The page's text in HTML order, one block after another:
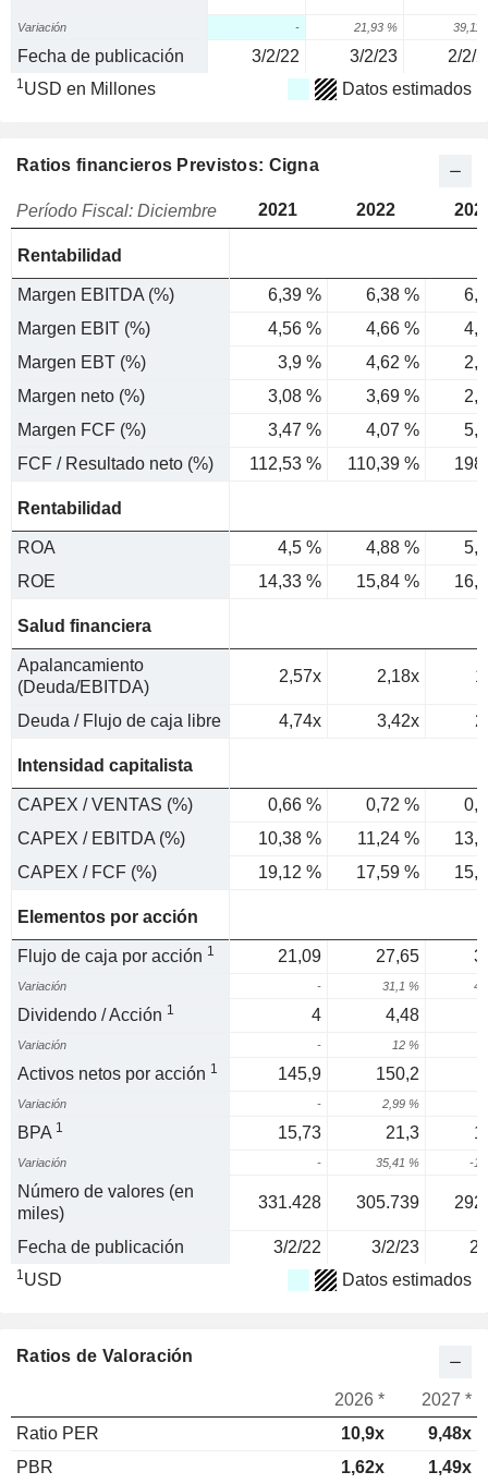
Variación - 21,93 % 39,11
Fecha de publicación 3/2/22 3/2/23 2/2/
1USD en Millones Datos estimados
Ratios financieros Previstos: Cigna
Período Fiscal: Diciembre 2021 2022
Rentabilidad
Margen EBITDA (%) 6,39 % 6,38 %
Margen EBIT (%)
4,56 % 4,66 %
Margen EBT (%)
3,9 % 4,62 %
Margen neto (%)
3,08 % 3,69 %
Margen FCF (%)
3,47 % 4,07 %
FCF / Resultado neto (%)
112,53 % 110,39 %
Rentabilidad
ROA 4,5 % 4,88 %
ROE
14,33 % 15,84 %
Salud financiera
Apalancamiento
(Deuda/EBITDA)
2,57x 2,18x
Deuda / Flujo de caja libre 4,74x 3,42x
Intensidad capitalista
CAPEX / VENTAS (%) 0,66 % 0,72 %
CAPEX / EBITDA (%)
10,38 % 11,24 %
CAPEX / FCF (%)
19,12 % 17,59 %
Elementos por acción
Flujo de caja por acción 1 21,09 27,65
Variación - 31,1 %
Dividendo / Acción 1 4 4,48
Variación - 12 %
Activos netos por acción 1 145,9 150,2
Variación - 2,99 %
BPA 1 15,73 21,3
Variación - 35,41 % -
Número de valores (en
miles)
331.428 305.739
Fecha de publicación 3/2/22 3/2/23 2/
1USD Datos estimados
Ratios de Valoración
2026 *
2027 *
Ratio PER
10,9x
9,48x
PBR
1,62x 1,49x